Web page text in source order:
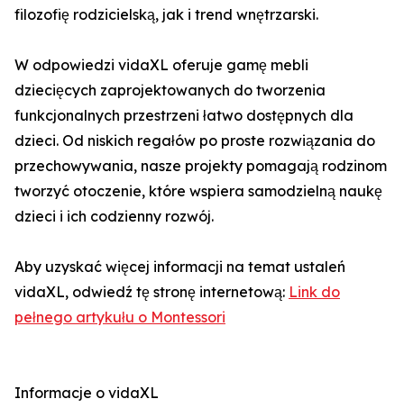
filozofię rodzicielską, jak i trend wnętrzarski.
W odpowiedzi vidaXL oferuje gamę mebli
dziecięcych zaprojektowanych do tworzenia
funkcjonalnych przestrzeni łatwo dostępnych dla
dzieci. Od niskich regałów po proste rozwiązania do
przechowywania, nasze projekty pomagają rodzinom
tworzyć otoczenie, które wspiera samodzielną naukę
dzieci i ich codzienny rozwój.
Aby uzyskać więcej informacji na temat ustaleń
vidaXL, odwiedź tę stronę internetową: Link do
pełnego artykułu o Montessori
Informacje o vidaXL